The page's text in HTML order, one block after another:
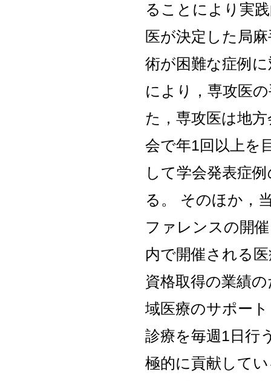
ることにより実
医が決定した局
術が困難な症例
により，専攻医
た，専攻医は地
会で年1回以上を
して学会発表症
る。 そのほか，
ファレンスの開
内で開催される
資格取得の業績
域医療のサポー
診療を毎週1日行
極的に貢献して